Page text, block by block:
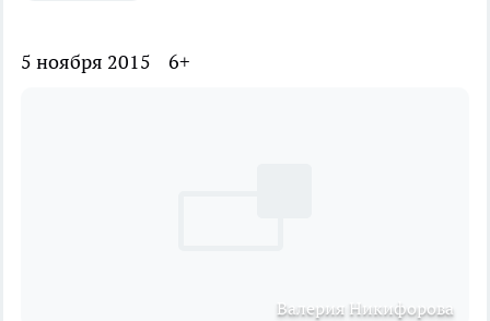
5 ноября 2015 6+
Валерия Никифорова